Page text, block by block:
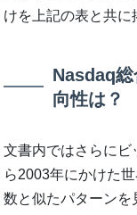
けを上記の表と共に
Nasdaq
向性は？
文書内ではさらに
ら2003年にかけた
数と似たパターンを